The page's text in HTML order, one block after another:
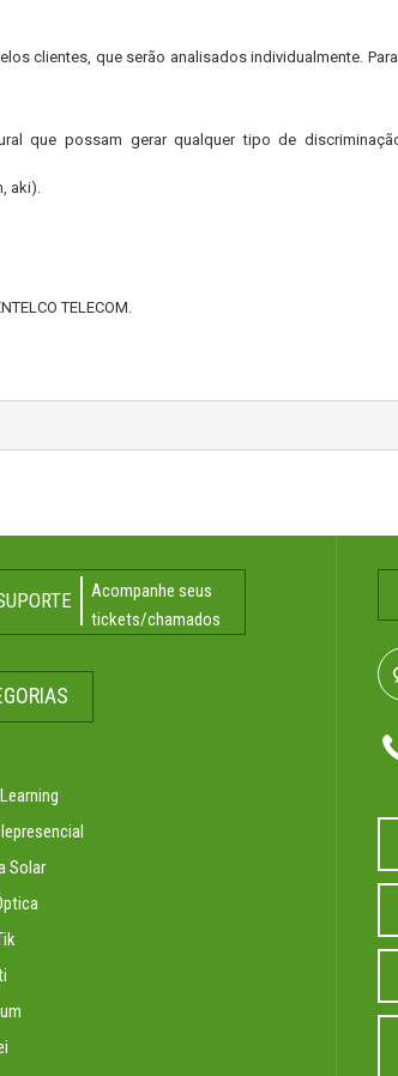
clientes, que serão analisados individualmente.
que possam gerar qualquer tipo de
aki).
TELECOM.
Acompanhe seus
tickets/chamados
Solar